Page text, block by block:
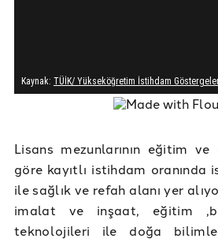
Lisans mezunlarının eğitim
göre kayıtlı istihdam oranında
ile sağlık ve refah alanı yer
imalat ve inşaat, eğitim
teknolojileri ile doğa